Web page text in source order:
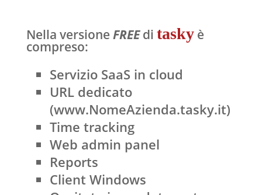
Nella versione FREE di taskyè
compreso:
Servizio SaaS in cloud
URL dedicato
(www.NomeAzienda.tasky.it)
Time tracking
Web admin panel
Reports
Client Windows